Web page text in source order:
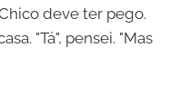
deve ter pego.
"Tá", pensei. "Mas